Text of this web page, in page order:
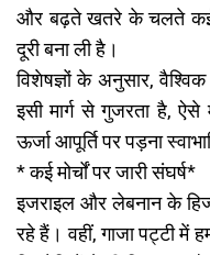
और बढ़ते खतरे के चलते कई
दूरी बना ली है।
विशेषज्ञों के अनुसार,
इसी मार्ग से गुजरता है,
ऊर्जा आपूर्ति पर पड़ना
* कई मोर्चों पर जारी संघर्ष*
इजराइल और लेबनान के
रहे हैं। वहीं, गाजा पट्टी में